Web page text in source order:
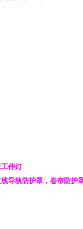
作灯
导轨防护罩 ， 卷帘防护